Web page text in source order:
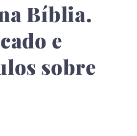
Bíblia.
e
sobre